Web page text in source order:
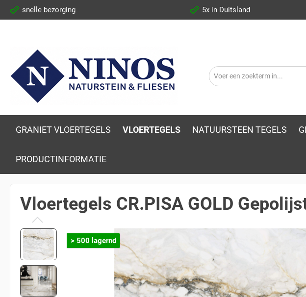
snelle bezorging 5x in Duitsland
GRANIET VLOERTEGELS VLOERTEGELS NATUURSTEEN TEGELS
PRODUCTINFORMATIE
Vloertegels CR.PISA GOLD
> 500 lagernd